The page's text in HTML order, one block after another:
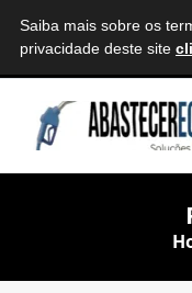
Saiba mais sobre os
privacidade deste site